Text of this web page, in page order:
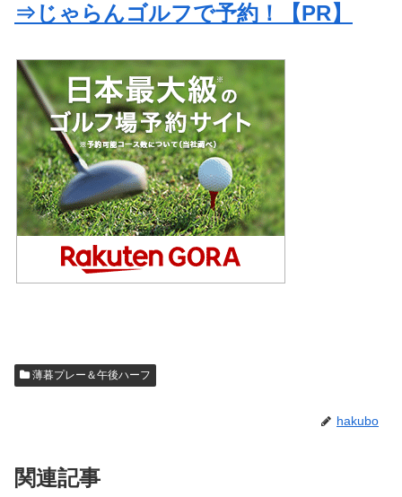
⇒じゃらんゴルフで予約！【PR】
薄暮プレー＆午後ハーフ
hakubo
関連記事